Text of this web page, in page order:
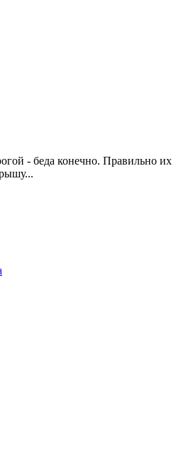
- беда конечно. Правильно их